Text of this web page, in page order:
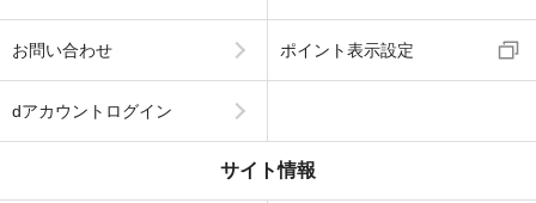
お問い合わせ ポイント表示設定
dアカウントログイン
サイト情報